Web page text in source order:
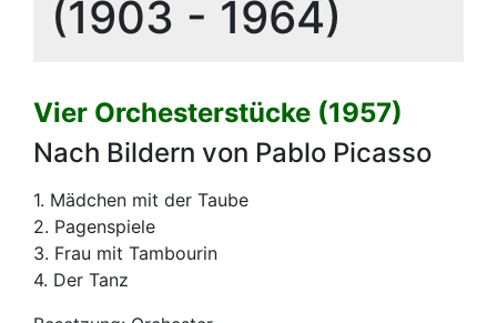
(1903 - 1964)
Vier Orchesterstücke (1957)
Nach Bildern von Pablo Picasso
1. Mädchen mit der Taube
2. Pagenspiele
3. Frau mit Tambourin
4. Der Tanz